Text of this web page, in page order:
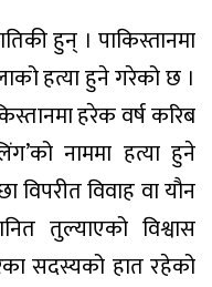
हुन् । पाकिस्तानमा
हत्या हुने गरेको छ ।
हरेक वर्ष करिब
नाममा हत्या हुने
विवाह वा यौन
तुल्याएको विश्वास
सदस्यको हात रहेको